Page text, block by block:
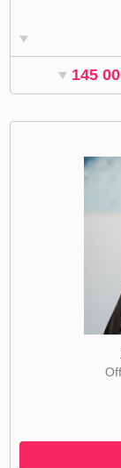
145